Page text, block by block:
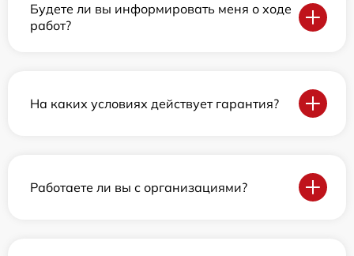
Будете ли вы информировать меня о ходе
работ?
На каких условиях действует гарантия?
Работаете ли вы с организациями?